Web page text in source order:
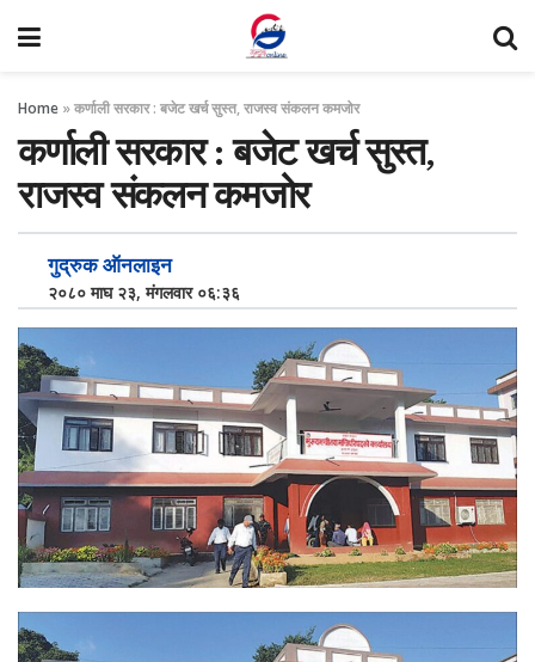
Home »कर्णाली सरकार : बजेट खर्च सुस्त, राजस्व संकलन कमजोर
कर्णाली सरकार : बजेट खर्च सुस्त,
राजस्व संकलन कमजोर
गुद्रुक ऑनलाइन
२०८० माघ २३, मंगलवार ०६:३६